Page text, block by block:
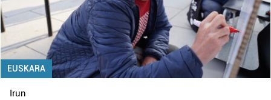
EUSKARA
Irun